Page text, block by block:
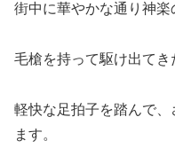
街中に華やかな通り神楽
毛槍を持って駆け出てき
軽快な足拍子を踏んで
ます。